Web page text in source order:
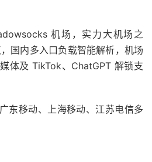
机场，实力大机场之
国内多入口负载智能解析，机场
体及 TikTok、ChatGPT 解锁支
东移动、上海移动、江苏电信多